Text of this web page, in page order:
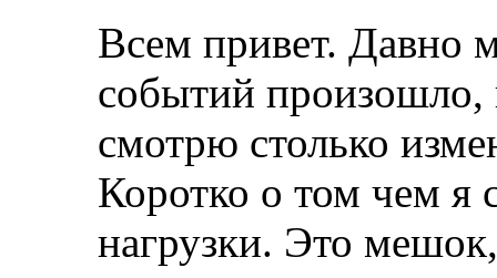
Всем привет. Давно
событий произошло,
смотрю столько
Коротко о том чем я
нагрузки. Это